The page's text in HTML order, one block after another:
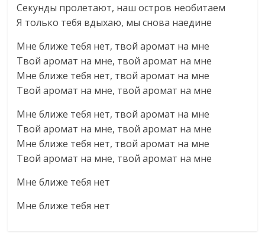
Секунды пролетают, наш остров необитаем
Я только тебя вдыхаю, мы снова наедине
Мне ближе тебя нет, твой аромат на мне
Твой аромат на мне, твой аромат на мне
Мне ближе тебя нет, твой аромат на мне
Твой аромат на мне, твой аромат на мне
Мне ближе тебя нет, твой аромат на мне
Твой аромат на мне, твой аромат на мне
Мне ближе тебя нет, твой аромат на мне
Твой аромат на мне, твой аромат на мне
Мне ближе тебя нет
Мне ближе тебя нет